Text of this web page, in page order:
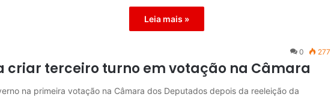
Leia mais »
0 277
criar terceiro turno em votação na Câmara
na primeira votação na Câmara dos Deputados depois da reeleição da